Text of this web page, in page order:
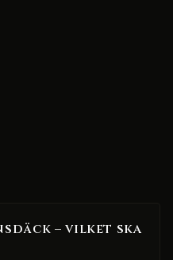
– vilket ska